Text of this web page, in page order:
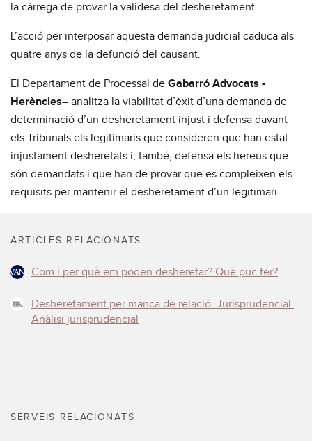
la càrrega de provar la validesa del desheretament.
L’acció per interposar aquesta demanda judicial caduca als
quatre anys de la defunció del causant.
El Departament de Processal de Gabarró Advocats -
Herències– analitza la viabilitat d’èxit d’una demanda de
determinació d’un desheretament injust i defensa davant
els Tribunals els legitimaris que consideren que han estat
injustament desheretats i, també, defensa els hereus que
són demandats i que han de provar que es compleixen els
requisits per mantenir el desheretament d’un legitimari.
ARTICLES RELACIONATS
Com i per què em poden desheretar? Què puc fer?
Desheretament per manca de relació. Jurisprudencial.
Anàlisi jurisprudencial
SERVEIS RELACIONATS